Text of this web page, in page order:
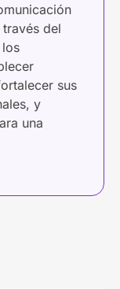
del
sus
y
una